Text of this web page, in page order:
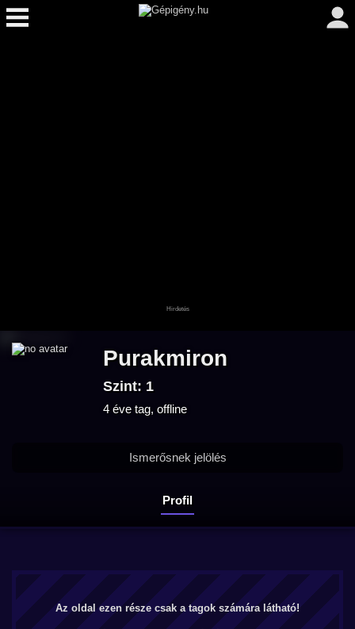
Purakmiron
Szint: 1
4 éve tag, offline
Profil
Ismerősnek jelölés
Az oldal ezen része csak a tagok számára látható!